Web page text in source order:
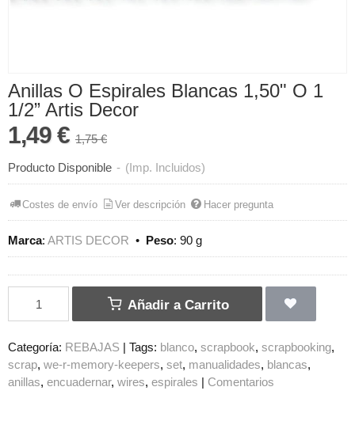
Anillas O Espirales Blancas 1,50" O 1
1/2” Artis Decor
1,49 € 1,75 €
Producto Disponible - (Imp. Incluidos)
Costes de envío Ver descripción Hacer pregunta
Marca: ARTIS DECOR • Peso: 90 g
Añadir a Carrito
Categoría: REBAJAS Tags: blanco scrapbook scrapbooking
scrap we-r-memory-keepers set manualidades
blancas
anillas encuadernar wires espirales Comentarios